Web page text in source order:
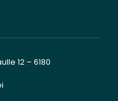
12 – 6180